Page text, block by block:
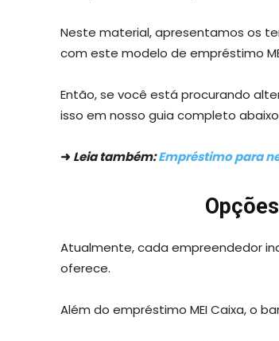
Neste material, apresentamos os
com este modelo de empréstimo
Então, se você está procurando
isso em nosso guia completo
➜ Leia também:Empréstimo para
Atualmente, cada empreendedor
oferece.
Além do empréstimo MEI Caixa, o